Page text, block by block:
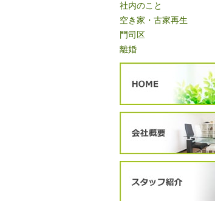
社内のこと
空き家・古家再生
門司区
離婚